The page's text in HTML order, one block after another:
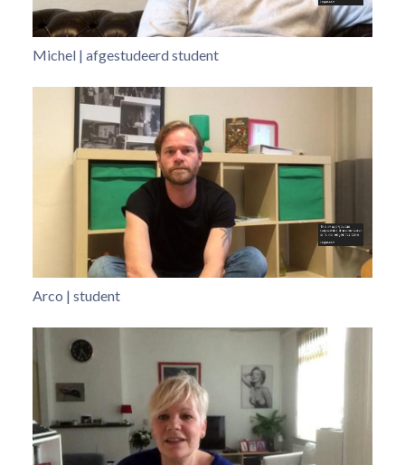
Michel | afgestudeerd student
Arco | student